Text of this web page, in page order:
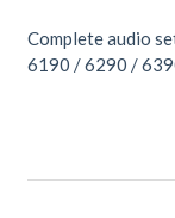
Complete audio
6190 / 6290 /